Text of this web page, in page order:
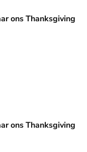
gala in de
ons Thanksgiving
gala in de
ons Thanksgiving